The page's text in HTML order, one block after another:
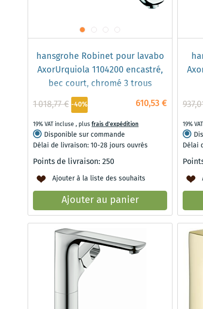
hansgrohe Robinet pour lavabo
AxorUrquiola 1104200 encastré,
bec court, chromé 3 trous
610,53 €
1 018,77 € -40%
19% VAT incluse , plusfrais d'expédition
Disponible sur commande
Délai de livraison: 10-28 jours ouvrés
Points de livraison: 250
Ajouter à la liste des souhaits
Ajouter au panier
19%
Délai